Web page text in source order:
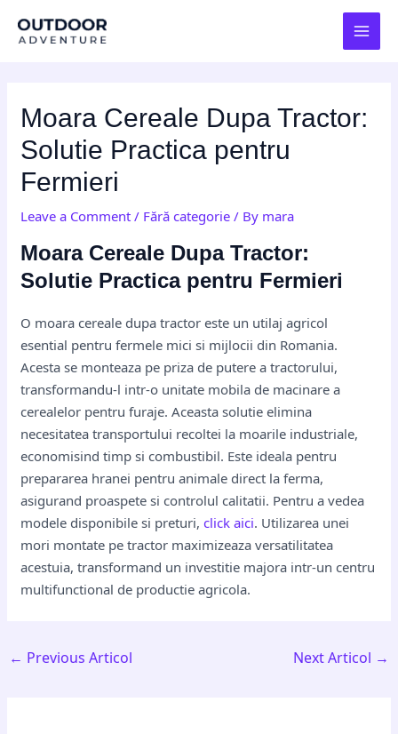
Moara Cereale Dupa Tractor:
Solutie Practica pentru
Fermieri
Leave a Comment / Fără categorie / By mara
Moara Cereale Dupa Tractor:
Solutie Practica pentru Fermieri
O moara cereale dupa tractor este un utilaj agricol
esential pentru fermele mici si mijlocii din Romania.
Acesta se monteaza pe priza de putere a tractorului,
transformandu-l intr-o unitate mobila de macinare a
cerealelor pentru furaje. Aceasta solutie elimina
necesitatea transportului recoltei la moarile industriale,
economisind timp si combustibil. Este ideala pentru
prepararea hranei pentru animale direct la ferma,
asigurand proaspete si controlul calitatii. Pentru a vedea
modele disponibile si preturi,click aici. Utilizarea unei
mori montate pe tractor maximizeaza versatilitatea
acestuia, transformand un investitie majora intr-un centru
multifunctional de productie agricola.
navigation
← Previous Articol Next Articol →